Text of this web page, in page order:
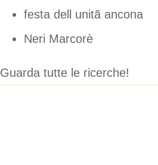
festa dell unitã ancona
Neri Marcorè
Guarda tutte le ricerche!